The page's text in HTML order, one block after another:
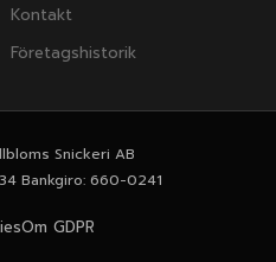
Kontakt
Företagshistorik
Snickeri AB
Bankgiro: 660-0241
Om GDPR